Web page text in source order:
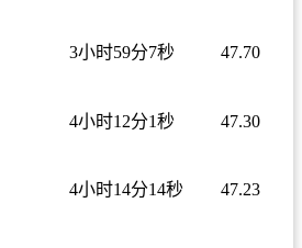
3小时59分7秒 47.70
4小时12分1秒 47.30
4小时14分14秒 47.23